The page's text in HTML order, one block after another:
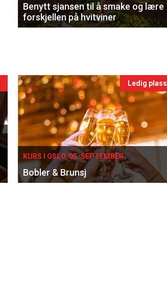
Benytt sjansen til å smake og lære
forskjellen på hvitviner
Ledig plass
KURS I OSLO, 05. SEPTEMBER
Bobler & Brunsj